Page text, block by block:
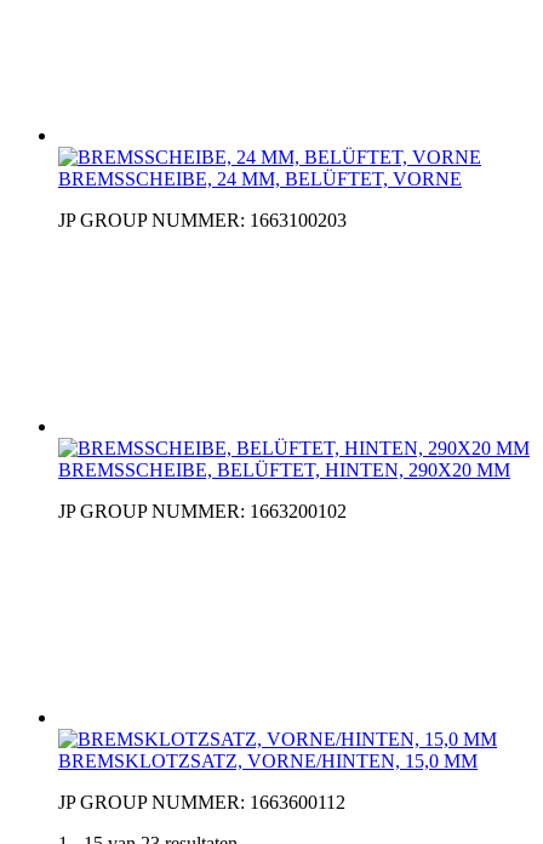
BREMSSCHEIBE, 24 MM, BELÜFTET, VORNE
JP GROUP NUMMER: 1663100203
BREMSSCHEIBE, BELÜFTET, HINTEN, 290X20 MM
JP GROUP NUMMER: 1663200102
BREMSKLOTZSATZ, VORNE/HINTEN, 15,0 MM
JP GROUP NUMMER: 1663600112